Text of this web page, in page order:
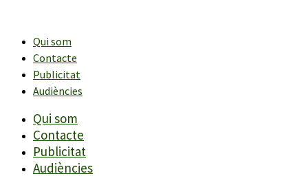
contingutQui som
Contacte
Publicitat
Audiències
Qui som
Contacte
Publicitat
Audiències